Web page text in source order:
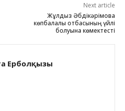
Next article
Жұлдыз Әбдікәрімова
көпбалалы отбасының үйлі
болуына көмектесті
Ерболқызы